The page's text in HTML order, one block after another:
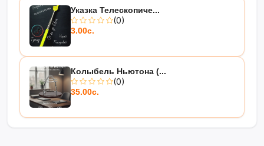
Указка Телескопиче...
(0)
3.00с.
Колыбель Ньютона (...
(0)
35.00с.